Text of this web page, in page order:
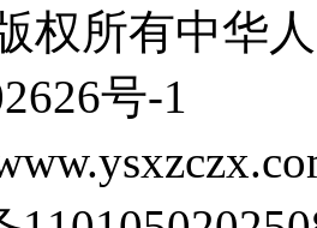
权所有中华
号-1